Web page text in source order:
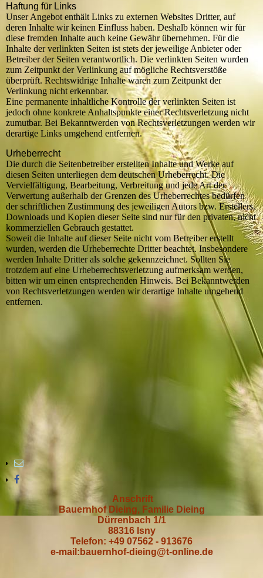
Haftung für Links
Unser Angebot enthält Links zu externen Websites Dritter, auf
deren Inhalte wir keinen Einfluss haben. Deshalb können wir für
diese fremden Inhalte auch keine Gewähr übernehmen. Für die
Inhalte der verlinkten Seiten ist stets der jeweilige Anbieter oder
Betreiber der Seiten verantwortlich. Die verlinkten Seiten wurden
zum Zeitpunkt der Verlinkung auf mögliche Rechtsverstöße
überprüft. Rechtswidrige Inhalte waren zum Zeitpunkt der
Verlinkung nicht erkennbar.
Eine permanente inhaltliche Kontrolle der verlinkten Seiten ist
jedoch ohne konkrete Anhaltspunkte einer Rechtsverletzung nicht
zumutbar. Bei Bekanntwerden von Rechtsverletzungen werden wir
derartige Links umgehend entfernen.
Urheberrecht
Die durch die Seitenbetreiber erstellten Inhalte und Werke auf
diesen Seiten unterliegen dem deutschen Urheberrecht. Die
Vervielfältigung, Bearbeitung, Verbreitung und jede Art der
Verwertung außerhalb der Grenzen des Urheberrechtes bedürfen
der schriftlichen Zustimmung des jeweiligen Autors bzw. Erstellers.
Downloads und Kopien dieser Seite sind nur für den privaten, nicht
kommerziellen Gebrauch gestattet.
Soweit die Inhalte auf dieser Seite nicht vom Betreiber erstellt
wurden, werden die Urheberrechte Dritter beachtet. Insbesondere
werden Inhalte Dritter als solche gekennzeichnet. Sollten Sie
trotzdem auf eine Urheberrechtsverletzung aufmerksam werden,
bitten wir um einen entsprechenden Hinweis. Bei Bekanntwerden
von Rechtsverletzungen werden wir derartige Inhalte umgehend
entfernen.
Anschrift
Bauernhof Dieing, Familie Dieing
Dürrenbach 1/1
88316 Isny
Telefon: +49 07562 - 913676
e-mail:bauernhof-dieing@t-online.de